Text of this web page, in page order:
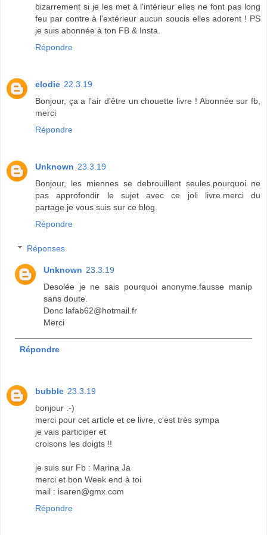
bizarrement si je les met à l'intérieur elles ne font pas long
feu par contre à l'extérieur aucun soucis elles adorent ! PS
je suis abonnée à ton FB & Insta.
Répondre
elodie 22.3.19
Bonjour, ça a l'air d'être un chouette livre ! Abonnée sur fb,
merci
Répondre
Unknown 23.3.19
Bonjour, les miennes se debrouillent seules.pourquoi ne
pas approfondir le sujet avec ce joli livre.merci du
partage.je vous suis sur ce blog.
Répondre
Réponses
Unknown 23.3.19
Desolée je ne sais pourquoi anonyme.fausse manip
sans doute.
Donc lafab62@hotmail.fr
Merci
Répondre
bubble 23.3.19
bonjour :-)
merci pour cet article et ce livre, c'est très sympa
je vais participer et
croisons les doigts !!
je suis sur Fb : Marina Ja
merci et bon Week end à toi
mail : isaren@gmx.com
Répondre